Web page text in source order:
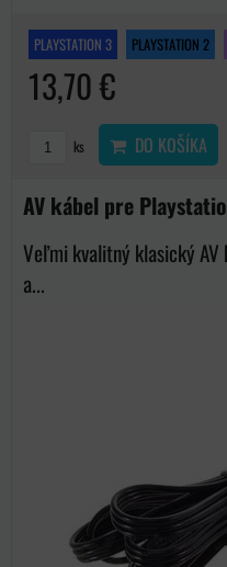
PLAYSTATION 3 PLAYSTATION 2
13,70 €
ks DO KOŠÍKA
AV kábel pre
Veľmi kvalitný klasický
a...